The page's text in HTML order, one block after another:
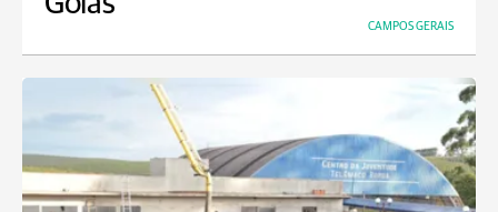
CAMPOS GERAIS